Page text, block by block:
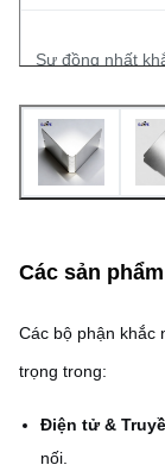
Sự đồng nhất
Kích thước
Quá trình
Xét bề mặt
Các sản
Các bộ phận khắc
trọng trong:
Điện tử &
nối.